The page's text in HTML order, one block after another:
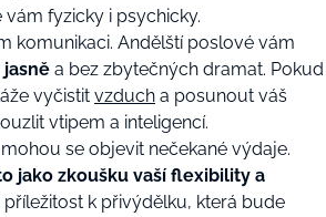
fyzicky i psychicky.
komunikaci. Andělští poslové vám
a bez zbytečných dramat. Pokud
vyčistit vzduch a posunout váš
vtipem a inteligencí.
se objevit nečekané výdaje.
jako zkoušku vaší flexibility a
k přivýdělku, která bude